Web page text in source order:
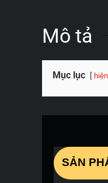
Mô tả
Mục lục hiện
SẢN